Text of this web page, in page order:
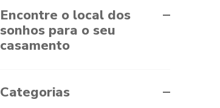
Encontre o local dos
sonhos para o seu
casamento
Categorias